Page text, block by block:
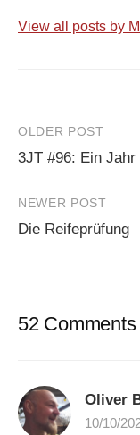
View all posts by
Post
navigation
OLDER POST
3JT #96: Ein Jahr
NEWER POST
Die Reifeprüfung
52 Comments
Oliver
10/10/